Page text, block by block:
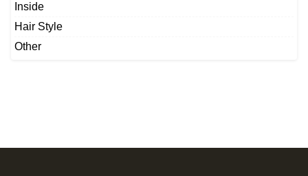
Inside
Hair Style
Other